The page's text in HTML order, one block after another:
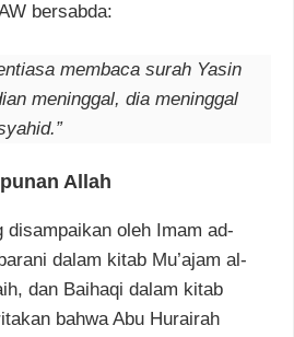
bersabda:
membaca surah Yasin
meninggal, dia meninggal
Allah
disampaikan oleh Imam ad-
dalam kitab Mu’ajam al-
dan Baihaqi dalam kitab
bahwa Abu Hurairah